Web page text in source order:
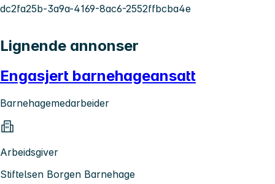
dc2fa25b-3a9a-4169-8ac6-2552ffbcba4e
Lignende annonser
Engasjert barnehageansatt
Barnehagemedarbeider
Arbeidsgiver
Stiftelsen Borgen Barnehage